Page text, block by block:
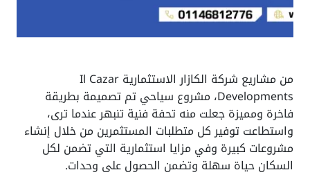
من مشاريع شركة الكازار الاستثمارية Il Cazar
Developments، مشروع سياحي تم تصميمة بطريقة
فاخرة ومميزة جعلت منه تحفة فنية تنبهر عندما ترى،
واستطاعت توفير كل متطلبات المستثمرين من خلال إنشاء
مشروعات كبيرة وفي مزايا استثمارية التي تضمن لكل
السكان حياة سهلة وتضمن الحصول على وحدات.